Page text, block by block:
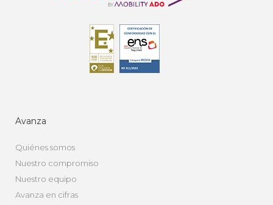
Avanza
Quiénes somos
Nuestro compromiso
Nuestro equipo
Avanza en cifras